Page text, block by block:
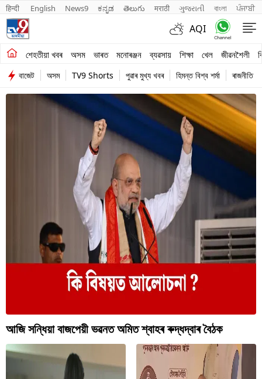
हिन्दी English News9 ಕನ್ನಡ తెలుగు मराठी ગુજરાતી বাংলা ਪੰਜਾਬੀ
AQI
শেহতীয়া খবৰ অসম ভাৰত মনোৰঞ্জন ব্যৱসায় শিক্ষা খেল জীৱনশৈলী
শেহতীয়া খবৰ
অসম
বিশ্ব
Videos
বাজেট অসম TV9 Shorts পুৱাৰ মুখ্য খবৰ হিমন্ত বিশ্ব শৰ্মা ৰাজনীতি
আজি সন্ধিয়া বাজপেয়ী ভৱনত অমিত শ্বাহৰ ৰুদ্ধদ্বাৰ বৈঠক